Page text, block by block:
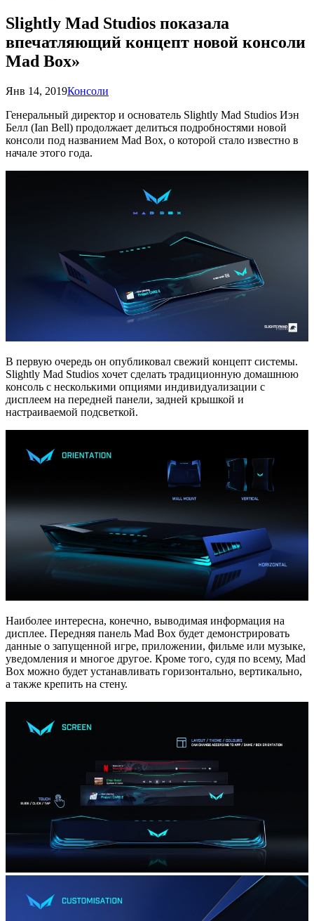
Slightly Mad Studios показала
впечатляющий концепт новой консоли
Mad Box»
Янв 14, 2019Консоли
Генеральный директор и основатель Slightly Mad Studios Иэн
Белл (Ian Bell) продолжает делиться подробностями новой
консоли под названием Mad Box, о которой стало известно в
начале этого года.
В первую очередь он опубликовал свежий концепт системы.
Slightly Mad Studios хочет сделать традиционную домашнюю
консоль с несколькими опциями индивидуализации с
дисплеем на передней панели, задней крышкой и
настраиваемой подсветкой.
Наиболее интересна, конечно, выводимая информация на
дисплее. Передняя панель Mad Box будет демонстрировать
данные о запущенной игре, приложении, фильме или музыке,
уведомления и многое другое. Кроме того, судя по всему, Mad
Box можно будет устанавливать горизонтально, вертикально,
а также крепить на стену.